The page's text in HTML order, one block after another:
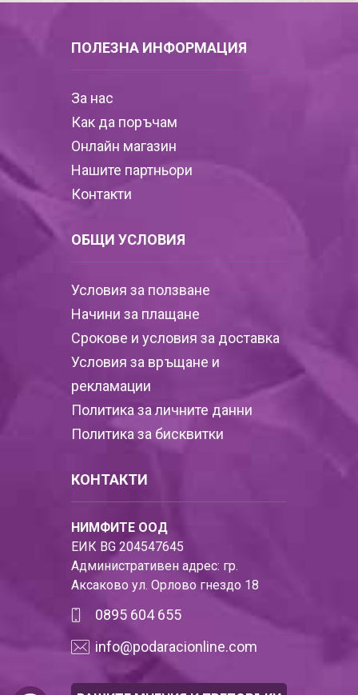
ПОЛЕЗНА ИНФОРМАЦИЯ
За нас
Как да поръчам
Онлайн магазин
Нашите партньори
Контакти
ОБЩИ УСЛОВИЯ
Условия за ползване
Начини за плащане
Срокове и условия за доставка
Условия за връщане и
рекламации
Политика за личните данни
Политика за бисквитки
КОНТАКТИ
НИМФИТЕ ООД
ЕИК BG 204547645
Административен адрес: гр.
Аксаково ул. Орлово гнездо 18
0895 604 655
info@podaracionline.com